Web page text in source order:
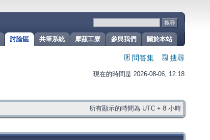
關於本站
參與我們
摩茲工寮
共筆系統
討論區
問答集 搜尋
現在的時間是 2026-08-06, 12:18
所有顯示的時間為 UTC + 8 小時